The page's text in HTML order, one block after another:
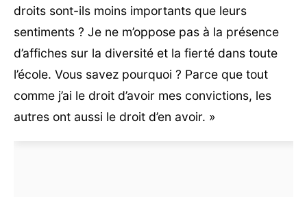
droits sont-ils moins importants que leurs
sentiments ? Je ne m’oppose pas à la présence
d’affiches sur la diversité et la fierté dans toute
l’école. Vous savez pourquoi ? Parce que tout
comme j’ai le droit d’avoir mes convictions, les
autres ont aussi le droit d’en avoir. »